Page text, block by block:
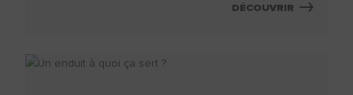
DÉCOUVRIR